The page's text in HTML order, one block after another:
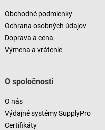
Obchodné podmienky
Ochrana osobných údajov
Doprava a cena
Výmena a vrátenie
O spoločnosti
O nás
Výdajné systémy SupplyPro
Certifikáty